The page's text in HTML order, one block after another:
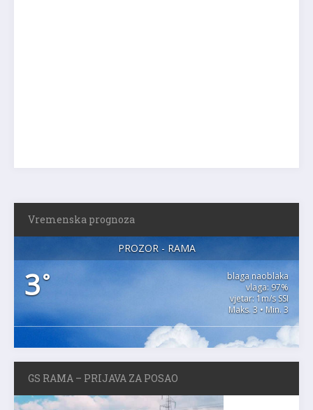
Vremenska prognoza
PROZOR - RAMA
3°
blaga naoblaka
vlaga: 97%
vjetar: 1m/s SSI
Maks. 3 • Min. 3
GS RAMA – PRIJAVA ZA POSAO